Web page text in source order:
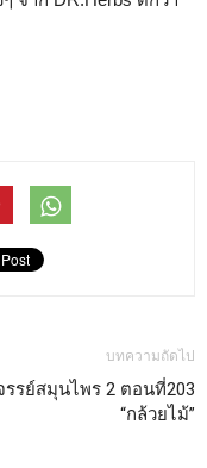
บทความถัดไป
รย์สมุนไพร 2 ตอนที่203
“กล้วยไม้”